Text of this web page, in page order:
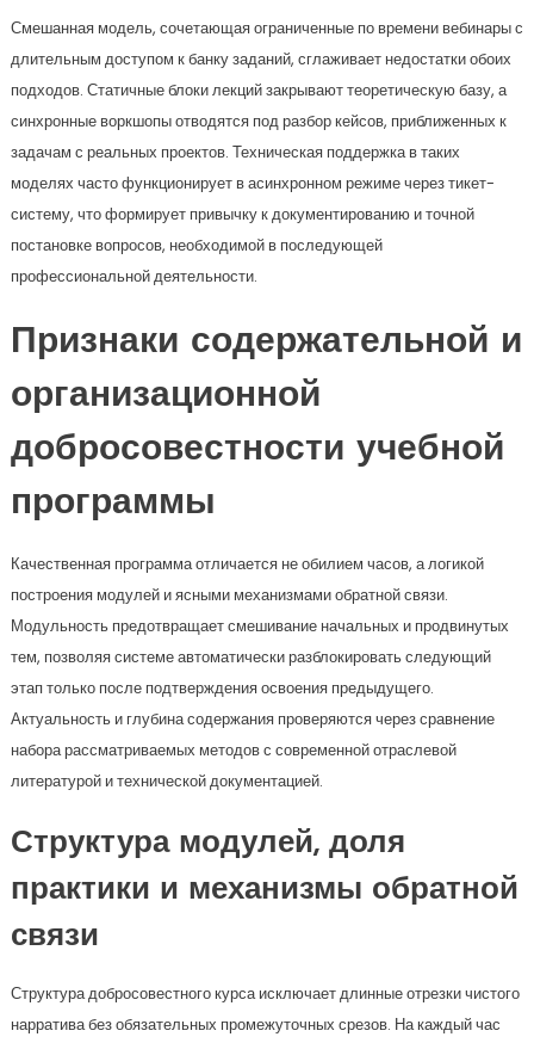
Смешанная модель, сочетающая ограниченные по времени вебинары с
длительным доступом к банку заданий, сглаживает недостатки обоих
подходов. Статичные блоки лекций закрывают теоретическую базу, а
синхронные воркшопы отводятся под разбор кейсов, приближенных к
задачам с реальных проектов. Техническая поддержка в таких
моделях часто функционирует в асинхронном режиме через тикет-
систему, что формирует привычку к документированию и точной
постановке вопросов, необходимой в последующей
профессиональной деятельности.
Признаки содержательной и
организационной
добросовестности учебной
программы
Качественная программа отличается не обилием часов, а логикой
построения модулей и ясными механизмами обратной связи.
Модульность предотвращает смешивание начальных и продвинутых
тем, позволяя системе автоматически разблокировать следующий
этап только после подтверждения освоения предыдущего.
Актуальность и глубина содержания проверяются через сравнение
набора рассматриваемых методов с современной отраслевой
литературой и технической документацией.
Структура модулей, доля
практики и механизмы обратной
связи
Структура добросовестного курса исключает длинные отрезки чистого
нарратива без обязательных промежуточных срезов. На каждый час